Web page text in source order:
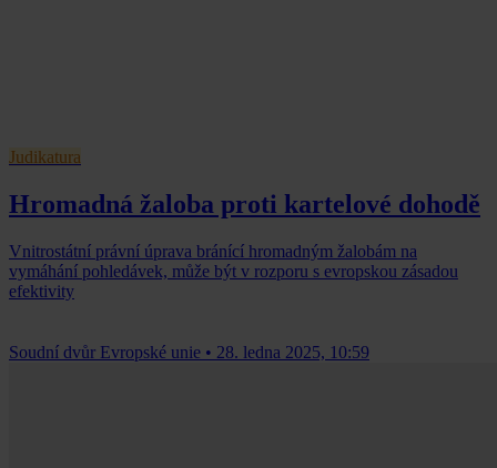
Judikatura
Hromadná žaloba proti kartelové dohodě
Vnitrostátní právní úprava bránící hromadným žalobám na
vymáhání pohledávek, může být v rozporu s evropskou zásadou
efektivity
Soudní dvůr Evropské unie • 28. ledna 2025, 10:59